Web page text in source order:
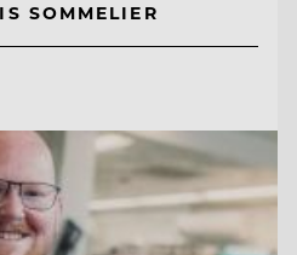
SOMMELIER